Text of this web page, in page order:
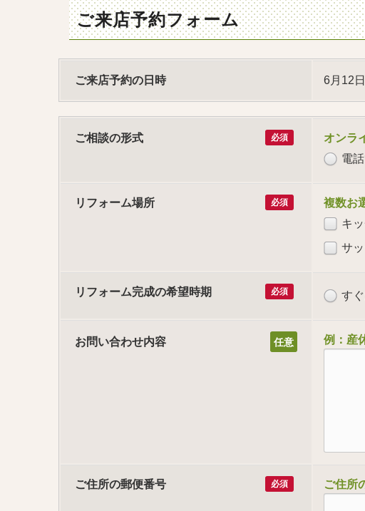
ご来店予約フォーム
ご来店予約の日時 6月12
ご相談の形式 必須
オンラ
電
リフォーム場所 必須
複数お
キ
サ
リフォーム完成の希望時期 必須 す
お問い合わせ内容 例：産
ご住所の郵便番号 必須 ご住所